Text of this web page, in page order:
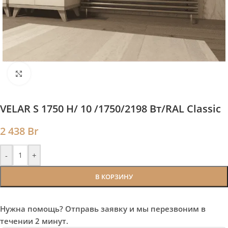
VELAR S 1750 H/ 10 /1750/2198 Вт/RAL Classic
2 438 Br
- +
В КОРЗИНУ
Нужна помощь? Отправь заявку и мы перезвоним в
течении 2 минут.